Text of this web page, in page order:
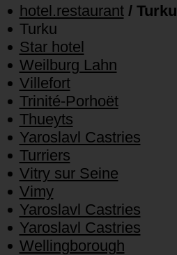
hotel.restaurant / Turku
Turku
Star hotel
Weilburg Lahn
Villefort
Trinité-Porhoët
Thueyts
Yaroslavl Castries
Turriers
Vitry sur Seine
Vimy
Yaroslavl Castries
Yaroslavl Castries
Wellingborough